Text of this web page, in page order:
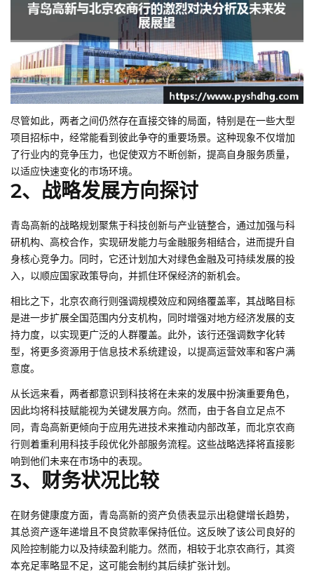
尽管如此，两者之间仍然存在直接交锋的局面，特别是在一些大型
项目招标中，经常能看到彼此争夺的重要场景。这种现象不仅增加
了行业内的竞争压力，也促使双方不断创新，提高自身服务质量，
以适应快速变化的市场环境。
2、战略发展方向探讨
青岛高新的战略规划聚焦于科技创新与产业链整合，通过加强与科
研机构、高校合作，实现研发能力与金融服务相结合，进而提升自
身核心竞争力。同时，它还计划加大对绿色金融及可持续发展的投
入，以顺应国家政策导向，并抓住环保经济的新机会。
相比之下，北京农商行则强调规模效应和网络覆盖率，其战略目标
是进一步扩展全国范围内分支机构，同时增强对地方经济发展的支
持力度，以实现更广泛的人群覆盖。此外，该行还强调数字化转
型，将更多资源用于信息技术系统建设，以提高运营效率和客户满
意度。
从长远来看，两者都意识到科技将在未来的发展中扮演重要角色，
因此均将科技赋能视为关键发展方向。然而，由于各自立足点不
同，青岛高新更倾向于应用先进技术来推动内部改革，而北京农商
行则着重利用科技手段优化外部服务流程。这些战略选择将直接影
响到他们未来在市场中的表现。
3、财务状况比较
在财务健康度方面，青岛高新的资产负债表显示出稳健增长趋势，
其总资产逐年递增且不良贷款率保持低位。这反映了该公司良好的
风险控制能力以及持续盈利能力。然而，相较于北京农商行，其资
本充足率略显不足，这可能会制约其后续扩张计划。